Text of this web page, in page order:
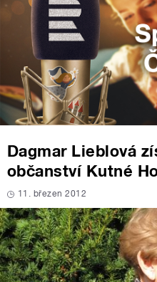
Dagmar Lieblová
občanství Kutné
11. březen 2012